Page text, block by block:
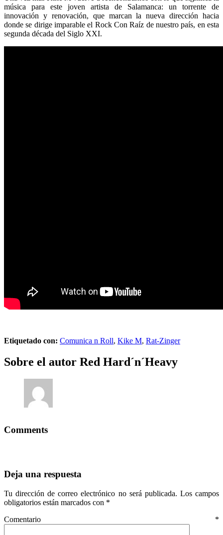
música para este joven artista de Salamanca: un torrente de
innovación y renovación, que marcan la nueva dirección hacia
donde se dirige imparable el Rock Con Raíz de nuestro país, en esta
segunda década del Siglo XXI.
Etiquetado con: Comunica n Roll, Kike M, Rat-Zinger
Sobre el autor Red Hard´n´Heavy
Comments
Deja una respuesta
Tu dirección de correo electrónico no será publicada. Los campos
obligatorios están marcados con *
Comentario *